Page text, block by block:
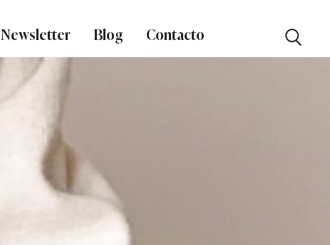
Newsletter Blog Contacto